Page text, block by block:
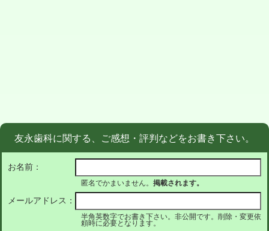
友永歯科に関する、ご感想・評判などをお書き下さい。
お名前：
匿名でかまいません。 掲載されます。
メールアドレス：
半角英数字でお書き下さい。非公開です。削除・変更依
頼時に必要となります。